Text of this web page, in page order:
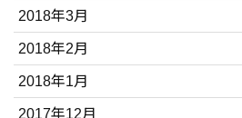
2018年3月
2018年2月
2018年1月
2017年12月